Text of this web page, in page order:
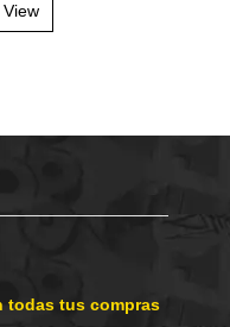
View
todas tus compras